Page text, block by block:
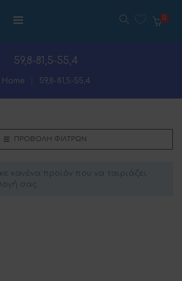
59,8-81,5-55,4
Home 59,8-81,5-55,4
ΠΡΟΒΟΛΉ ΦΊΛΤΡΩΝ
κανένα προϊόν που να ταιριάζει
σας.